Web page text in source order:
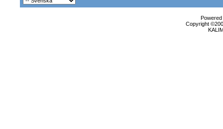
Copyright